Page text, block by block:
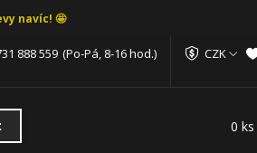
navíc! 🤩
CZK
888 559 (Po-Pá, 8-16 hod.)
0 ks